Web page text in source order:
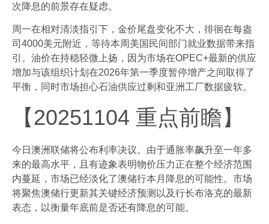
次降息的前景存在疑虑。
周一在相对清淡指引下，金价尾盘变化不大，徘徊在每盎
司4000美元附近，等待本周美国民间部门就业数据带来指
引。油价在持稳轻微上扬，因为市场在OPEC+最新的供应
增加与该组织计划在2026年第一季度暂停增产之间取得了
平衡，同时市场担心石油供应过剩和亚洲工厂数据疲软。
【20251104 重点前瞻】
今日澳洲联储将公布利率决议。由于通胀率飙升至一年多
来的最高水平，且有迹象表明物价压力正在整个经济范围
内蔓延，市场已经淡化了澳储行本月降息的可能性。市场
将聚焦澳储行更新其关键经济预测以及行长布洛克的最新
表态，以衡量年底前是否还有降息的可能。